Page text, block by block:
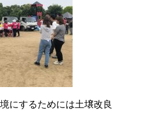
にするためには土壌改良